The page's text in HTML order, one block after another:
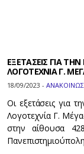
ΕΞΕΤΑΣΕΙΣ ΓΙΑ
ΛΟΓΟΤΕΧΝΙΑ Γ.
18/09/2023 -
Οι εξετάσεις για
Λογοτεχνία Γ.
στην αίθουσα